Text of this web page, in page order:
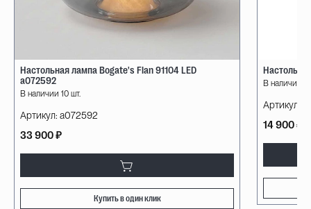
Настольная лампа Bogate's Flan 91104 LED
a072592
В наличии 10 шт.
Артикул: a072592
33 900 ₽
Купить в один клик
В наличии
Артикул:
14 900 ₽